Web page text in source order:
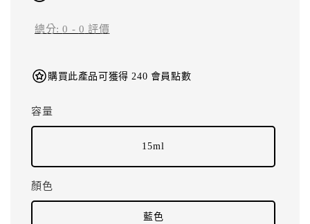
總分:0 - 0 評價
購買此產品可獲得 240 會員點數
容量
15ml
顏色
藍色